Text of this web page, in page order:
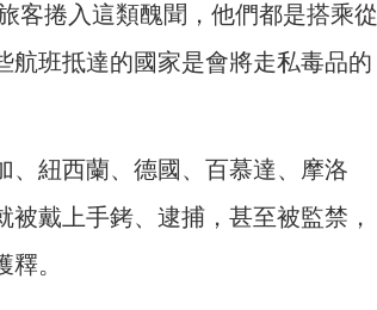
客捲入這類醜聞，他們都是搭乘從
航班抵達的國家是會將走私毒品的
、紐西蘭、德國、百慕達、摩洛
戴上手銬、逮捕，甚至被監禁，
。